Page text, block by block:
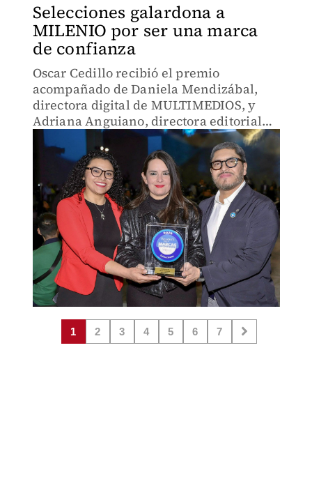
Selecciones galardona a
MILENIO por ser una marca
de confianza
Oscar Cedillo recibió el premio
acompañado de Daniela Mendizábal,
directora digital de MULTIMEDIOS, y
Adriana Anguiano, directora editorial
digital de MILENIO.
1 2 3 4 5 6 7